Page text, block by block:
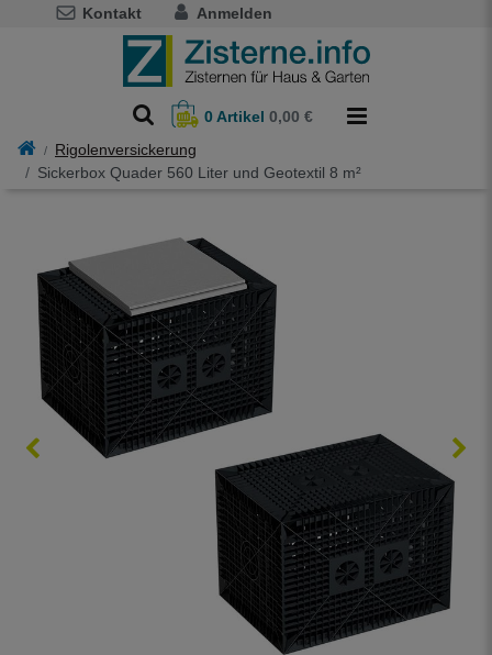
Kontakt Anmelden
0Artikel 0,00 €
Rigolenversickerung
Sickerbox Quader 560 Liter und Geotextil 8 m²